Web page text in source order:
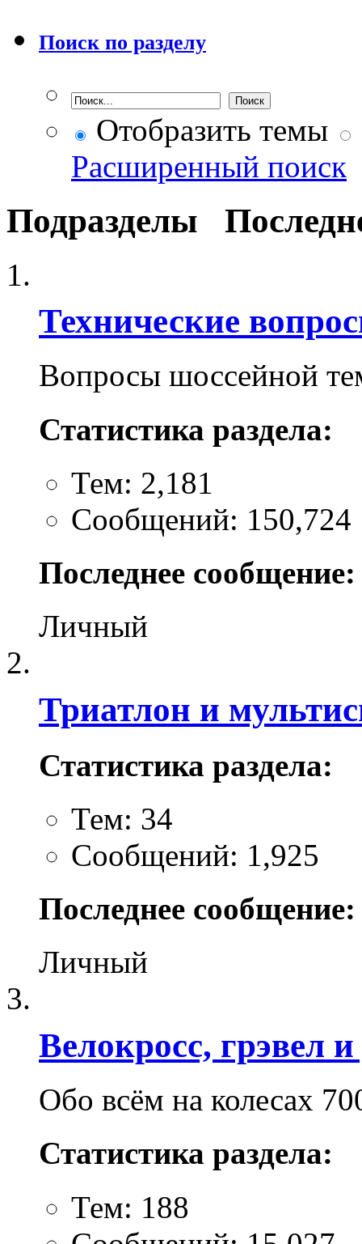
Поиск по разделу
Отобразить темы
Расширенный поиск
Подразделы
Технические
Вопросы шоссейной
Статистика раздела:
Тем: 2,181
Сообщений: 150,724
Последнее сообщение:
Личный
Триатлон и
Статистика раздела:
Тем: 34
Сообщений: 1,925
Последнее сообщение:
Личный
Велокросc, грэвел
Обо всём на колесах
Статистика раздела:
Тем: 188